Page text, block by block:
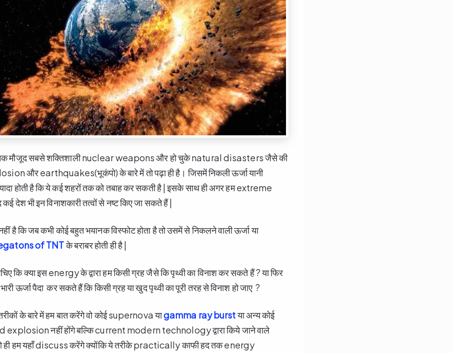
तक मौजूद सबसे शक्तिशाली nuclear weapons और हो चुके natural disasters जैसे की
और earthquakes(भूकंपो) के बारे में तो पढ़ा ही है। जिसमें निकली ऊर्जा यानी
होती है कि ये कई शहरों तक को तबाह कर सकती है | इसके साथ ही अगर हम extreme
देश भी इन विनाशकारी तत्वों से नष्ट किए जा सकते हैं |
है कि जब कभी कोई बहुत भयानक विस्फोट होता है तो उसमें से निकलने वाली ऊर्जा या
of TNTके बराबर होती ही है |
कि क्या इस energy के द्वारा हम किसी ग्रह जैसे कि पृथ्वी का विनाश कर सकते हैं ? या फिर
ऊर्जा पैदा कर सकते हैं कि किसी ग्रह या खुद पृथ्वी का पूरी तरह से विनाश हो जाए ?
के बारे में हम बात करेंगे वो कोई supernova याgamma ray burstया अन्य कोई
नहीं होंगे बल्कि current modern technology द्वारा किये जाने वाले
हम यहाँ discuss करेंगे क्योंकि ये तरीके practically काफी हद तक energy